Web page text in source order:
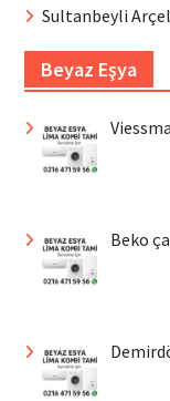
Sultanbeyli
Beyaz Eşya
Beko